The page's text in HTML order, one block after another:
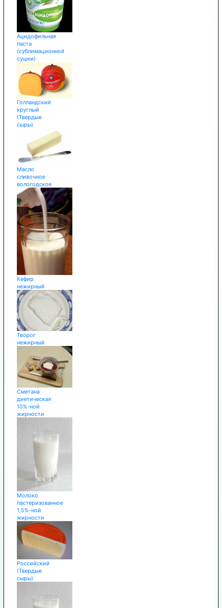
Ацидофильная
паста
(сублимационной
сушки)
Голландский
круглый
(Твердые
сыры)
Масло
сливочное
вологодское
Кефир
нежирный
Творог
нежирный
Сметана
диетическая
10%-ной
жирности
Молоко
пастеризованное
1,5%-ной
жирности
Российский
(Твердые
сыры)